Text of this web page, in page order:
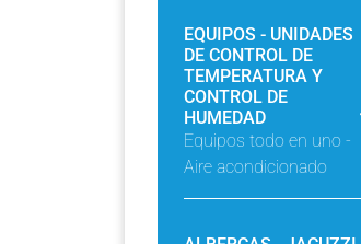
EQUIPOS - UNIDADES
DE CONTROL DE
TEMPERATURA Y
CONTROL DE
HUMEDAD
Equipos todo en uno -
Aire acondicionado